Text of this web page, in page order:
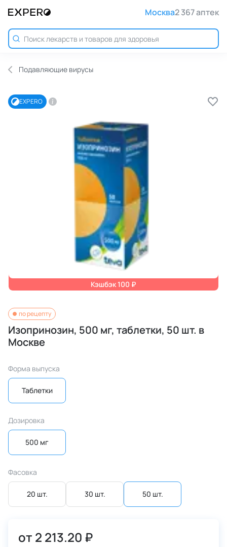
Москва2 367 аптек
Подавляющие вирусы
EXPERO
Кэшбэк 100 ₽
по рецепту
Изопринозин, 500 мг, таблетки, 50 шт. в
Москве
Форма выпуска
Таблетки
Дозировка
500 мг
Фасовка
20 шт. 30 шт. 50 шт.
от 2 213.20 ₽